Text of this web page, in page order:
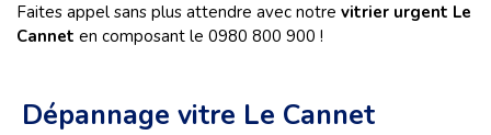
Faites appel sans plus attendre avec notre vitrier urgent Le
Cannet en composant le 0980 800 900 !
Dépannage vitre Le Cannet